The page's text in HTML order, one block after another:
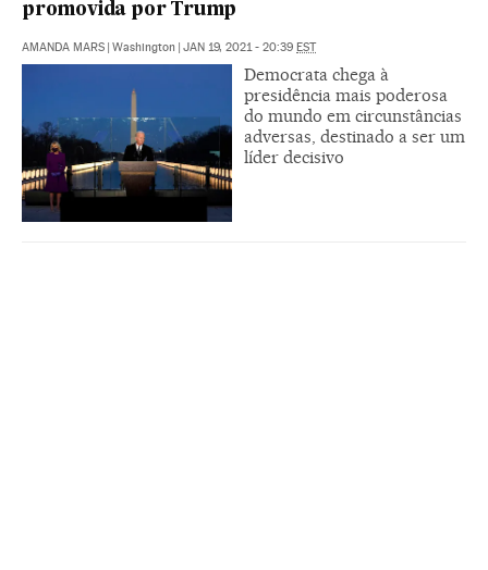
promovida por Trump
AMANDA MARS Washington JAN 19, 2021 - 20:39 EST
Democrata chega à
presidência mais poderosa
do mundo em circunstâncias
adversas, destinado a ser um
líder decisivo